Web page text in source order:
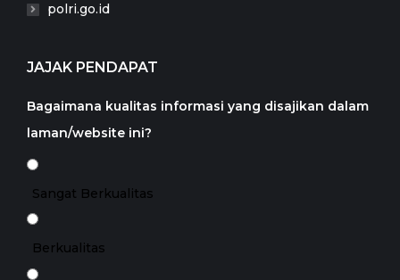
polri.go.id
JAJAK PENDAPAT
Bagaimana kualitas informasi yang disajikan dalam
laman/website ini?
Sangat Berkualitas
Berkualitas